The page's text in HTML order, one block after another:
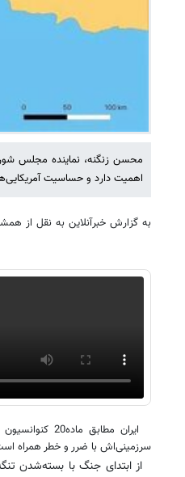
محسن زنگنه، نماینده مجلس
اهمیت دارد و حساسیت
به گزارش خبرآنلاین به نقل از
سرزمینی‌اش با ضرر و خطر همراه
از ابتدای جنگ با بسته‌شدن